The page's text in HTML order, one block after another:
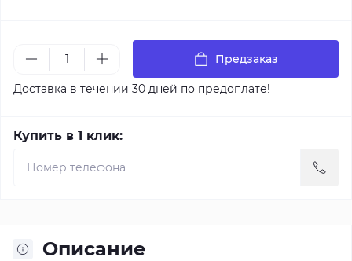
Предзаказ
Доставка в течении 30 дней по предоплате!
Купить в 1 клик:
Описание